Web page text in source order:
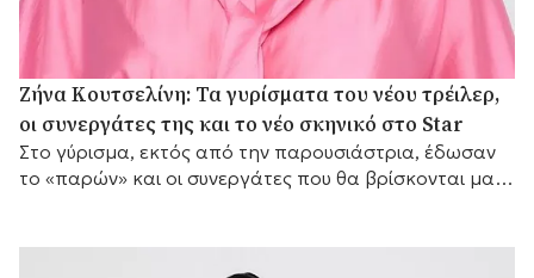
Ζήνα Κουτσελίνη: Τα γυρίσματα του νέου τρέιλερ,
οι συνεργάτες της και το νέο σκηνικό στο Star
Στο γύρισμα, εκτός από την παρουσιάστρια, έδωσαν
το «παρών» και οι συνεργάτες που θα βρίσκονται μαζί